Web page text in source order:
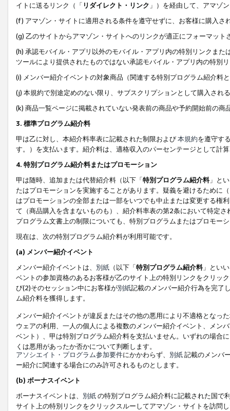
イトに送るリンク（「 リダイレクト・リンク 」）を経由して、アマゾ
(f) アマゾン・サイトに適用される条件を遵守せずに、お客様に購入さ
(g) 乙のサイトからアマゾン・サイトへのリンクが適正にフォーマッ
(h) 承認モバイル・アプリ以外のモバイル・アプリ内の特別リンクま
ツールにより提供されたものではない承認モバイル・アプリ内の特別
(i) メンバー紹介イベントの対象商品（関連する特別プログラム紹介料
(j) 本規約で別途定めのない限り、サブスクリプションとして購入され
(k) 商品一覧ページに掲載されていない発表前の商品や予約開始前の商
3. 標準プログラム紹介料
甲は乙に対し、本紹介料率表に記載された制限および本規約を遵守す
す。）を支払います。紹介料は、適格収入のパーセンテージとして計
4. 特別プログラム紹介料またはプロモーション
甲は随時、追加または代替紹介料（以下「特別プログラム紹介料」と
たはプロモーションを実施することがあります。疑義を避けるために
はプロモーションの全部または一部をいつでも中止または変更する権
て（商品購入を含まないものも）、紹介料率表の第2条において特定
プログラム文書上の制限についても、特別プログラムまたはプロモー
現在は、次の特別プログラム紹介料が利用可能です。
(a) メンバー紹介イベント
メンバー紹介イベントは、 別紙 （以下「特別プログラム紹介料」とい
ベントの参加資格のあるお客様が乙のサイト上の特別リンクをクリッ
び(2)そのセッション中にお客様が別紙記載のメンバー紹介行為を完了
ム紹介料を獲得します。
メンバー紹介イベントが違反またはその他の悪用により不適格となっ
ウェアの利用、一人の個人による複数のメンバー紹介イベント、メン
ベント）、甲は特別プログラム紹介料を支払いません。いずれの場合
くは悪用があったか否かについて判断します。
アソシエイト・プログラム参加要件にかかわらず、 別紙記載のメンバ
ー紹介に関連する場合にのみ許可されるものとします。
(b) ボーナスイベント
ボーナスイベントは、 別紙の特別プログラム紹介料に記載された国で
サイト上の特別リンクをクリックスルーしてアマゾン・サイトを訪問